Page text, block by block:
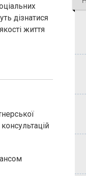
дізнатися
життя